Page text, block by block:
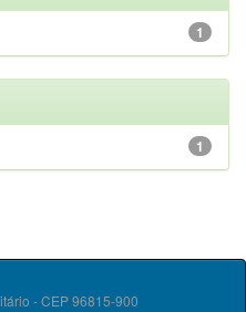
1
1
- CEP 96815-900